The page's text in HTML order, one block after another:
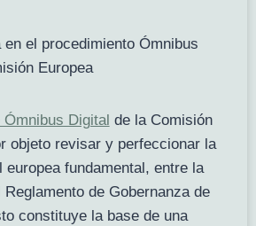
en el procedimiento Ómnibus
Europea
Digital de la Comisión
objeto revisar y perfeccionar la
europea fundamental, entre la
de Gobernanza de
constituye la base de una